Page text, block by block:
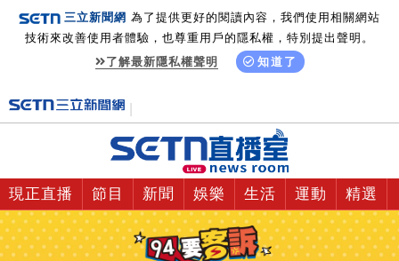
三立新聞網 為了提供更好的閱讀內容，我們使用相關網站
技術來改善使用者體驗，也尊重用戶的隱私權，特別提出聲明。
了解最新隱私權聲明
知道了
現正直播 節目 新聞 娛樂 生活 運動 精選